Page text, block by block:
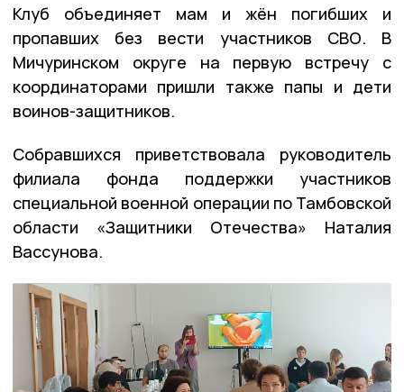
Клуб объединяет мам и жён погибших и
пропавших без вести участников СВО. В
Мичуринском округе на первую встречу с
координаторами пришли также папы и дети
воинов-защитников.
Собравшихся приветствовала руководитель
филиала фонда поддержки участников
специальной военной операции по Тамбовской
области «Защитники Отечества» Наталия
Вассунова.